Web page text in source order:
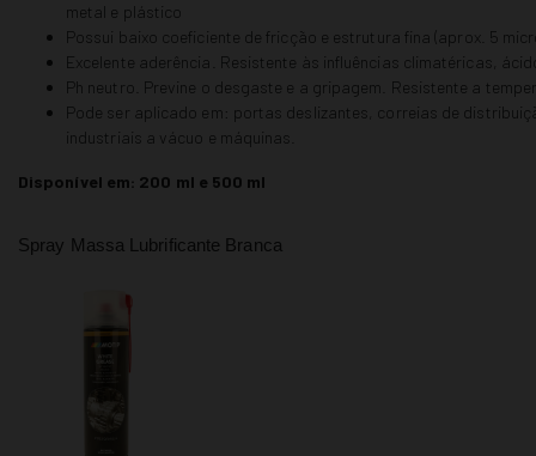
metal e plástico
Possui baixo coeficiente de fricção e estrutura fina (aprox. 5
Excelente aderência. Resistente às influências climatéricas,
Ph neutro. Previne o desgaste e a gripagem. Resistente a
Pode ser aplicado em: portas deslizantes, correias de
industriais a vácuo e máquinas.
Disponível em: 200 ml e 500 ml
Spray Massa Lubrificante Branca